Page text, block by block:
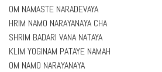
OM NAMASTE NARADEVAYA
HRIM NAMO NARAYANAYA CHA
SHRIM BADARI VANA NATAYA
KLIM YOGINAM PATAYE NAMAH
OM NAMO NARAYANAYA